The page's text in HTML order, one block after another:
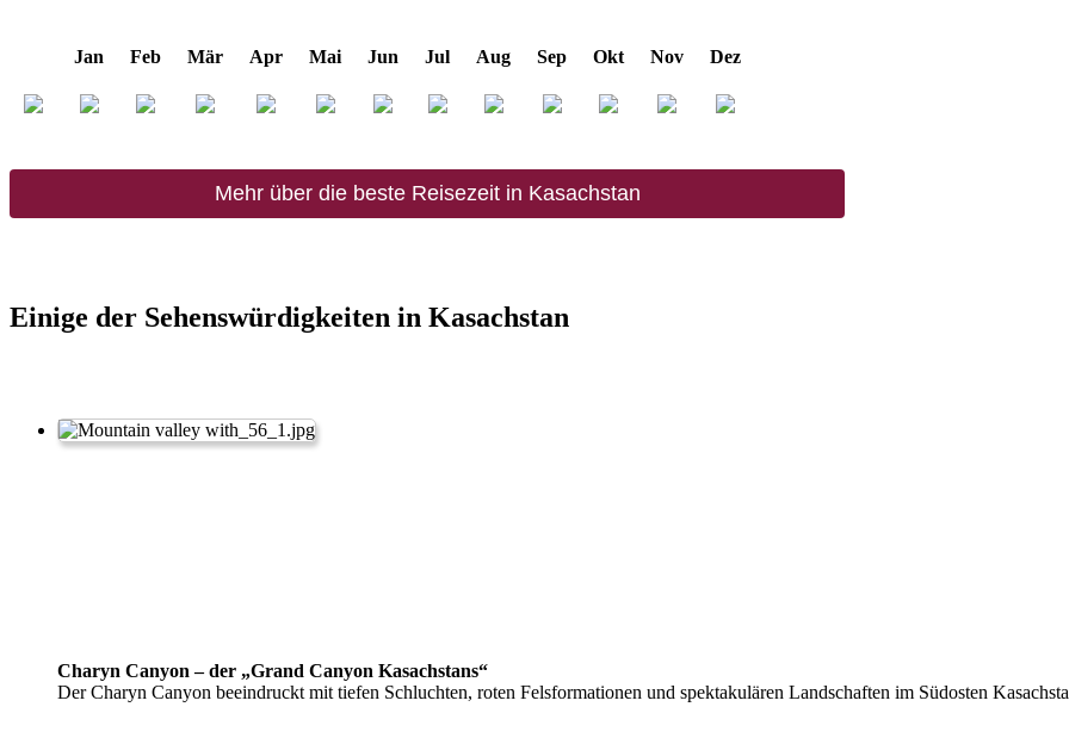
Jan Feb Mär Apr Mai Jun Jul Aug Sep Okt Nov Dez
Mehr über die beste Reisezeit in Kasachstan
Einige der Sehenswürdigkeiten in Kasachstan
Charyn Canyon – der „Grand Canyon Kasachstans“
Der Charyn Canyon beeindruckt mit tiefen Schluchten, roten Felsformationen und spektakulären Landschaften im Südosten